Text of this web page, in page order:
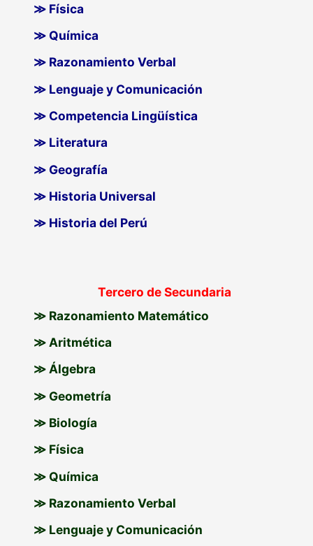
≫ Física
≫ Química
≫ Razonamiento Verbal
≫ Lenguaje y Comunicación
≫ Competencia Lingüística
≫ Literatura
≫ Geografía
≫ Historia Universal
≫ Historia del Perú
Tercero de Secundaria
≫ Razonamiento Matemático
≫ Aritmética
≫ Álgebra
≫ Geometría
≫ Biología
≫ Física
≫ Química
≫ Razonamiento Verbal
≫ Lenguaje y Comunicación